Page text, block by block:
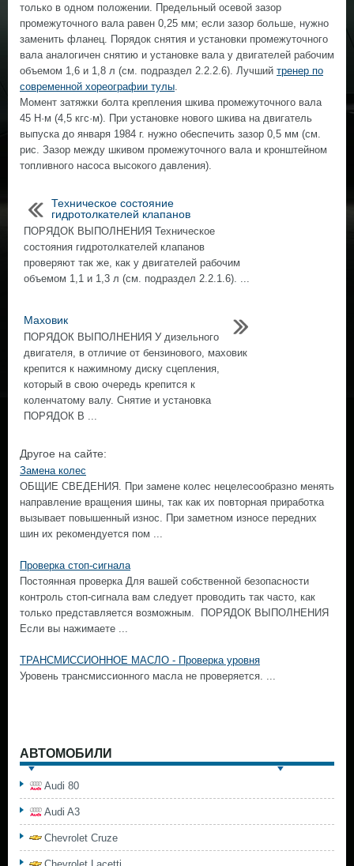
только в одном положении. Предельный осевой зазор
промежуточного вала равен 0,25 мм; если зазор больше, нужно
заменить фланец. Порядок снятия и установки промежуточного
вала аналогичен снятию и установке вала у двигателей рабочим
объемом 1,6 и 1,8 л (см. подраздел 2.2.2.6). Лучший тренер по
современной хореографии тулы.
Момент затяжки болта крепления шкива промежуточного вала
45 Н·м (4,5 кгс·м). При установке нового шкива на двигатель
выпуска до января 1984 г. нужно обеспечить зазор 0,5 мм (см.
рис. Зазор между шкивом промежуточного вала и кронштейном
топливного насоса высокого давления).
Техническое состояние
гидротолкателей клапанов
ПОРЯДОК ВЫПОЛНЕНИЯ Техническое
состояния гидротолкателей клапанов
проверяют так же, как у двигателей рабочим
объемом 1,1 и 1,3 л (см. подраздел 2.2.1.6). ...
Маховик
ПОРЯДОК ВЫПОЛНЕНИЯ У дизельного
двигателя, в отличие от бензинового, маховик
крепится к нажимному диску сцепления,
который в свою очередь крепится к
коленчатому валу. Снятие и установка
ПОРЯДОК В ...
Другое на сайте:
Замена колес
ОБЩИЕ СВЕДЕНИЯ. При замене колес нецелесообразно менять
направление вращения шины, так как их повторная приработка
вызывает повышенный износ. При заметном износе передних
шин их рекомендуется пом ...
Проверка стоп-сигнала
Постоянная проверка Для вашей собственной безопасности
контроль стоп-сигнала вам следует проводить так часто, как
только представляется возможным. ПОРЯДОК ВЫПОЛНЕНИЯ
Если вы нажимаете ...
ТРАНСМИССИОННОЕ МАСЛО - Проверка уровня
Уровень трансмиссионного масла не проверяется. ...
АВТОМОБИЛИ
Audi 80
Audi A3
Chevrolet Cruze